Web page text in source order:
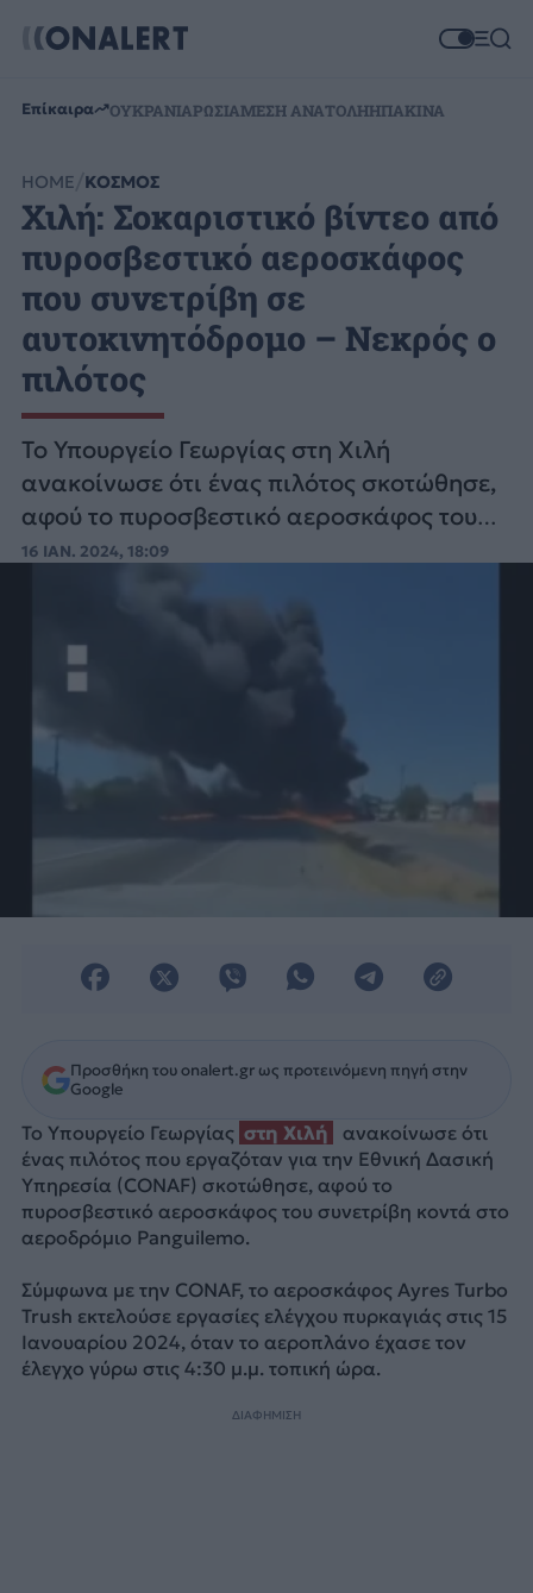
Επίκαιρα ΟΥΚΡΑΝΙΑΡΩΣΙΑΜΕΣΗ ΑΝΑΤΟΛΗΗΠΑΚΙΝΑ
HOME ΚΟΣΜΟΣ
Χιλή: Σοκαριστικό βίντεο από
πυροσβεστικό αεροσκάφος
που συνετρίβη σε
αυτοκινητόδρομο – Νεκρός ο
πιλότος
Το Υπουργείο Γεωργίας στη Χιλή
ανακοίνωσε ότι ένας πιλότος σκοτώθησε,
αφού το πυροσβεστικό αεροσκάφος του
συνετρίβη κοντά στο αεροδρόμιο
16 ΙΑΝ. 2024, 18:09
Προσθήκη του onalert.gr ως προτεινόμενη πηγή στην
Google
Το Υπουργείο Γεωργίας στη Χιλή
ανακοίνωσε ότι
ένας πιλότος που εργαζόταν για την Εθνική Δασική
Υπηρεσία (CONAF) σκοτώθησε, αφού το
πυροσβεστικό αεροσκάφος του συνετρίβη κοντά στο
αεροδρόμιο Panguilemo.
Σύμφωνα με την CONAF, το αεροσκάφος Ayres Turbo
Trush εκτελούσε εργασίες ελέγχου πυρκαγιάς στις 15
Ιανουαρίου 2024, όταν το αεροπλάνο έχασε τον
έλεγχο γύρω στις 4:30 μ.μ. τοπική ώρα.
ΔΙΑΦΗΜΙΣΗ